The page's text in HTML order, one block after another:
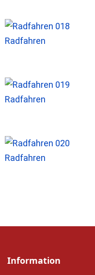
Radfahren
Radfahren
Radfahren
Information